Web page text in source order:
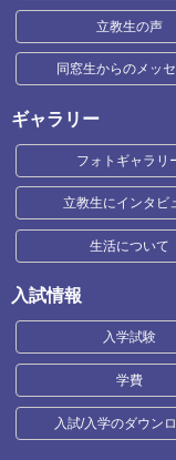
立教生の声
同窓生からのメッ
ギャラリー
フォトギャラリ
立教生にインタビ
生活について
入試情報
入学試験
学費
入試/入学のダウン